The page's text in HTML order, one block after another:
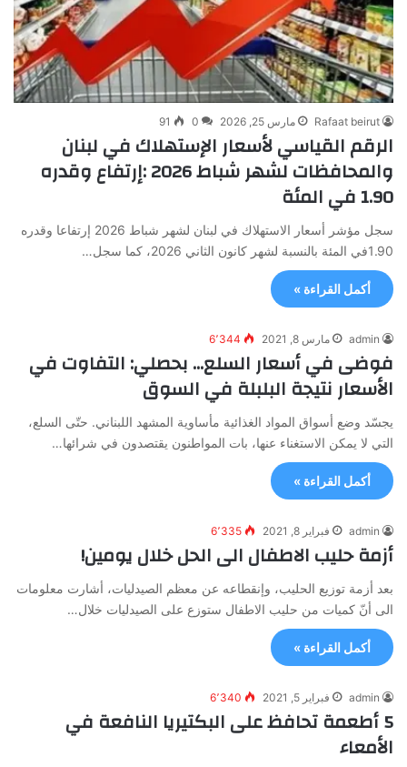
Rafaat beirut مارس 25, 2026 0
91
الرقم القياسي لأسعار الإستهلاك في لبنان
والمحافظات لشهر شباط 2026 :إرتفاع وقدره
1.90 في المئة
سجل مؤشر أسعار الاستهلاك في لبنان لشهر شباط 2026 إرتفاعا وقدره
1.90في المئة بالنسبة لشهر كانون الثاني 2026، كما سجل…
أكمل القراءة »
admin مارس 8, 2021 6٬344
فوضى في أسعار السلع… بحصلي: التفاوت في
الأسعار نتيجة البلبلة في السوق
يجسّد وضع أسواق المواد الغذائية مأساوية المشهد اللبناني. حتّى السلع،
التي لا يمكن الاستغناء عنها، بات المواطنون يقتصدون في شرائها…
أكمل القراءة »
admin فبراير 8, 2021 6٬335
أزمة حليب الاطفال الى الحل خلال يومين!
بعد أزمة توزيع الحليب، وإنقطاعه عن معظم الصيدليات، أشارت معلومات
الى أنّ كميات من حليب الاطفال ستوزع على الصيدليات خلال…
أكمل القراءة »
admin فبراير 5, 2021 6٬340
5 أطعمة تحافظ على البكتيريا النافعة في
الأمعاء